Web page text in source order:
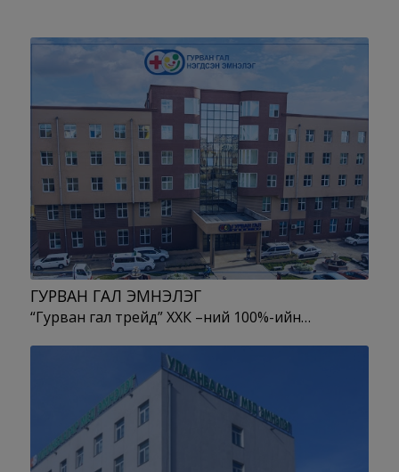
ГУРВАН ГАЛ ЭМНЭЛЭГ
“Гурван гал трейд” ХХК –ний 100%-ийн…